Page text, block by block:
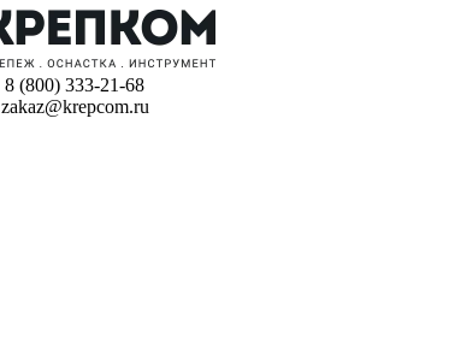
8 (800) 333-21-68
zakaz@krepcom.ru